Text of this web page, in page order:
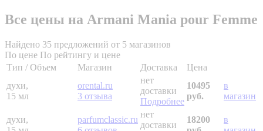
Все цены на Armani Mania pour Femme
Найдено 35 предложений от 5 магазинов
По цене По рейтингу и цене
Тип / Объем
Магазин Доставка
Цена
духи,
15 мл
orental.ru
3 отзыва
нет
доставки
Подробнее
10495
руб.
в
магазин
духи,
parfumclassic.ru
нет
доставки
18200
в